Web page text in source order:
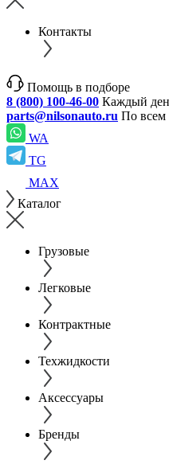
Контакты
Помощь в подборе
8 (800) 100-46-00 Каждый
parts@nilsonauto.ru По всем
WA
TG
MAX
Каталог
Грузовые
Легковые
Контрактные
Техжидкости
Аксессуары
Бренды